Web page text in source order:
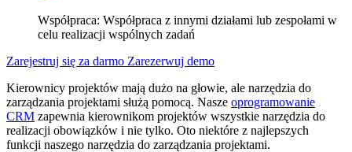
Współpraca: Współpraca z innymi działami lub zespołami w
celu realizacji wspólnych zadań
Zarejestruj się za darmo Zarezerwuj demo
Kierownicy projektów mają dużo na głowie, ale narzędzia do
zarządzania projektami służą pomocą. Nasze oprogramowanie
CRM zapewnia kierownikom projektów wszystkie narzędzia do
realizacji obowiązków i nie tylko. Oto niektóre z najlepszych
funkcji naszego narzędzia do zarządzania projektami.